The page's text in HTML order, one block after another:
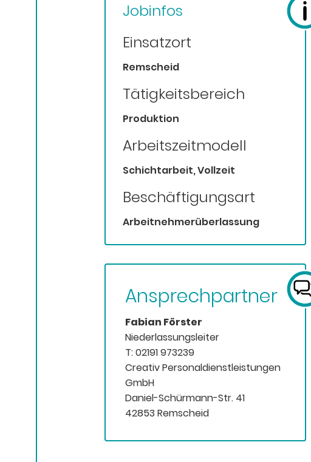
Jobinfos
Einsatzort
Remscheid
Tätigkeitsbereich
Produktion
Arbeitszeitmodell
Schichtarbeit, Vollzeit
Beschäftigungsart
Arbeitnehmerüberlassung
Ansprechpartner
Fabian Förster
Niederlassungsleiter
T: 02191 973239
Creativ Personaldienstleistungen
GmbH
Daniel-Schürmann-Str. 41
42853 Remscheid